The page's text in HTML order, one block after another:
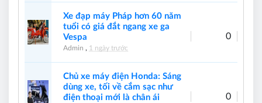
Xe đạp máy Pháp hơn 60 năm
tuổi có giá đắt ngang xe ga
Vespa
Admin , 1 ngày trước
0
Chủ xe máy điện Honda: Sáng
dùng xe, tối về cắm sạc như
điện thoại mới là chân ái
0